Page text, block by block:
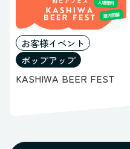
お客様イベント
ポップアップ
KASHIWA BEER FEST